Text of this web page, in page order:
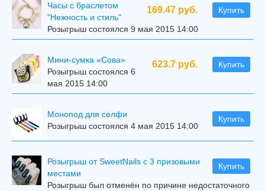
169.47 руб. Купить
Часы с браслетом
"Нежность и стиль"
Розыгрыш состоялся 9 мая 2015 14:00
623.7 руб. Купить
Мини-сумка «Сова»
Розыгрыш состоялся 6
мая 2015 14:00
Купить
Mонопод для селфи
Розыгрыш состоялся 4 мая 2015 14:00
Купить
Розыгрыш от SweetNails с 3 призовыми
местами
Розыгрыш был отменён по причине недостаточного